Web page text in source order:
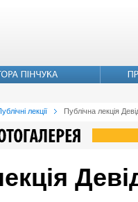
лекції Публічна лекція